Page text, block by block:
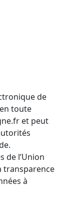
de
toute
et peut
de l’Union
transparence
à